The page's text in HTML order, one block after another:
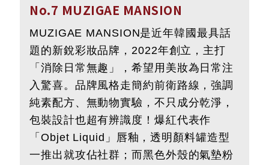
No.7 MUZIGAE MANSION
MUZIGAE MANSION是近年韓國最具話
題的新銳彩妝品牌，2022年創立，主打
「消除日常無趣」，希望用美妝為日常注
入驚喜。品牌風格走簡約前衛路線，強調
純素配方、無動物實驗，不只成分乾淨，
包裝設計也超有辨識度！爆紅代表作
「Objet Liquid」唇釉，透明顏料罐造型
一推出就攻佔社群；而黑色外殼的氣墊粉